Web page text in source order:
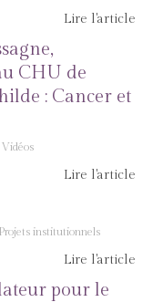
Lire l'article
CHU de
: Cancer et
Vidéos
Lire l'article
Projets institutionnels
Lire l'article
pour le